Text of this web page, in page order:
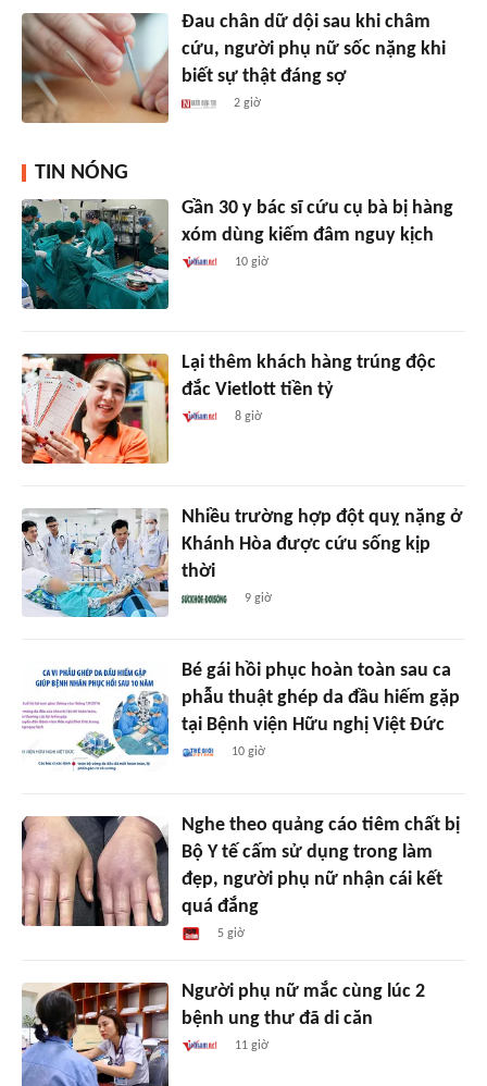
Đau chân dữ dội sau khi châm
cứu, người phụ nữ sốc nặng khi
biết sự thật đáng sợ
2 giờ
TIN NÓNG
Gần 30 y bác sĩ cứu cụ bà bị hàng
xóm dùng kiếm đâm nguy kịch
10 giờ
Lại thêm khách hàng trúng độc
đắc Vietlott tiền tỷ
8 giờ
Nhiều trường hợp đột quỵ nặng ở
Khánh Hòa được cứu sống kịp
thời
9 giờ
Bé gái hồi phục hoàn toàn sau ca
phẫu thuật ghép da đầu hiếm gặp
tại Bệnh viện Hữu nghị Việt Đức
10 giờ
Nghe theo quảng cáo tiêm chất bị
Bộ Y tế cấm sử dụng trong làm
đẹp, người phụ nữ nhận cái kết
quá đắng
5 giờ
Người phụ nữ mắc cùng lúc 2
bệnh ung thư đã di căn
11 giờ